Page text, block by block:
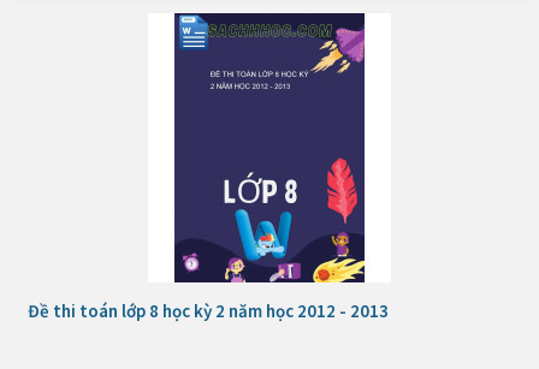
Đề thi toán lớp 8 học kỳ 2 năm học 2012 - 2013